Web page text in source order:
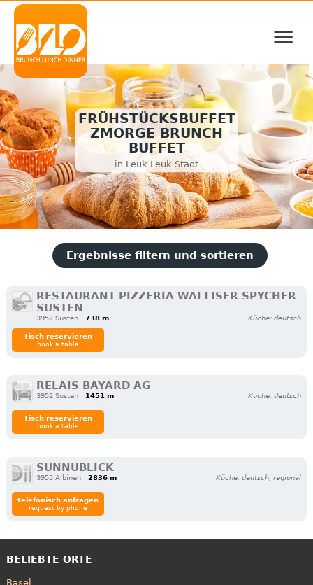
≡
FRÜHSTÜCKSBUFFET
ZMORGE BRUNCH
BUFFET
in Leuk Leuk Stadt
Ergebnisse filtern und sortieren
RESTAURANT PIZZERIA WALLISER SPYCHER
SUSTEN
3952 Susten 738 m Küche: deutsch
Tisch reservieren
book a table
RELAIS BAYARD AG
3952 Susten 1451 m Küche: deutsch
Tisch reservieren
book a table
SUNNUBLICK
3955 Albinen 2836 m Küche: deutsch, regional
telefonisch anfragen
request by phone
BELIEBTE ORTE
Basel